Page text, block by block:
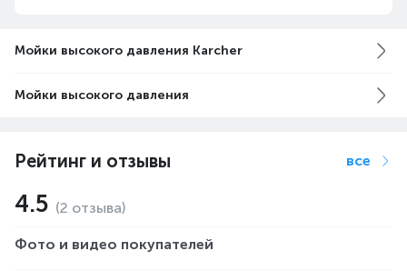
Мойки высокого давления Karcher
Мойки высокого давления
Рейтинг и отзывы все
4.5 (2 отзыва)
Фото и видео покупателей